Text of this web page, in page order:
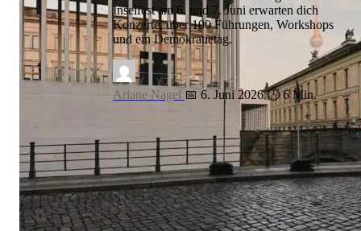
Inselfest am 6. und 7. Juni erwarten dich
Konzerte, über 100 Führungen, Workshops
und ein Demokratietag.
Ariane Nagel 📅 6. Juni 2026 ⏱ 6 Min.